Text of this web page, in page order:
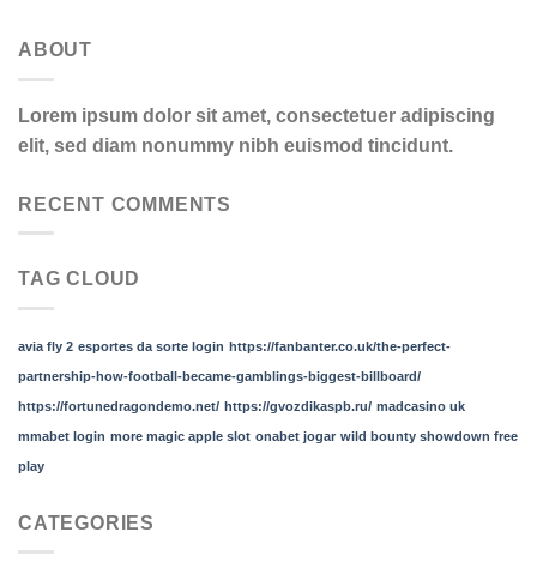
ABOUT
Lorem ipsum dolor sit amet, consectetuer adipiscing
elit, sed diam nonummy nibh euismod tincidunt.
RECENT COMMENTS
TAG CLOUD
avia fly 2 esportes da sorte login https://fanbanter.co.uk/the-perfect-
partnership-how-football-became-gamblings-biggest-billboard/
https://fortunedragondemo.net/ https://gvozdikaspb.ru/ madcasino uk
mmabet login more magic apple slot onabet jogar wild bounty showdown free
play
CATEGORIES